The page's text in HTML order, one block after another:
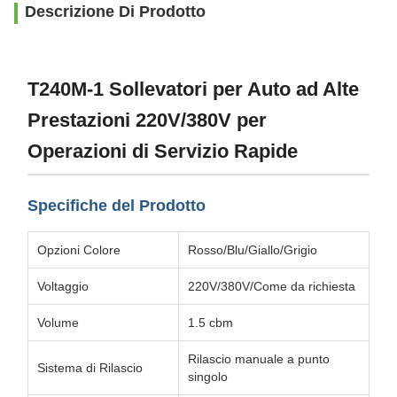
Descrizione Di Prodotto
T240M-1 Sollevatori per Auto ad Alte
Prestazioni 220V/380V per
Operazioni di Servizio Rapide
Specifiche del Prodotto
Opzioni Colore Rosso/Blu/Giallo/Grigio
Voltaggio 220V/380V/Come da richiesta
Volume 1.5 cbm
Sistema di Rilascio
Rilascio manuale a punto
singolo